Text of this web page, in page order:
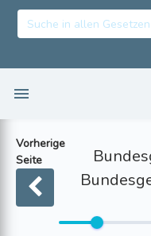
Vorherige
Seite